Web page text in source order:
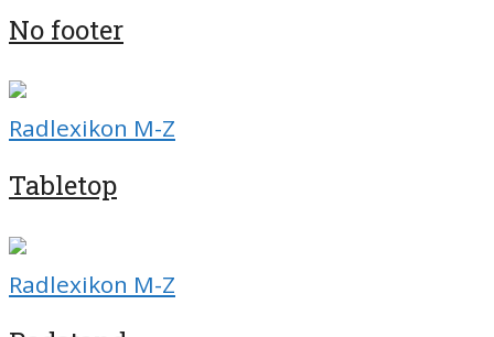
No footer
Radlexikon M-Z
Tabletop
Radlexikon M-Z